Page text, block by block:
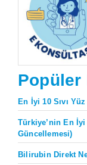
Popüler
En İyi 10 Sıvı
Türkiye’nin En
Güncellemesi)
Bilirubin Direkt